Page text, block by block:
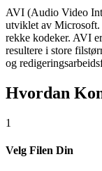
AVI (Audio Video
utviklet av Microsoft.
rekke kodeker. AVI
resultere i store
og
Hvordan
1
Velg Filen Din